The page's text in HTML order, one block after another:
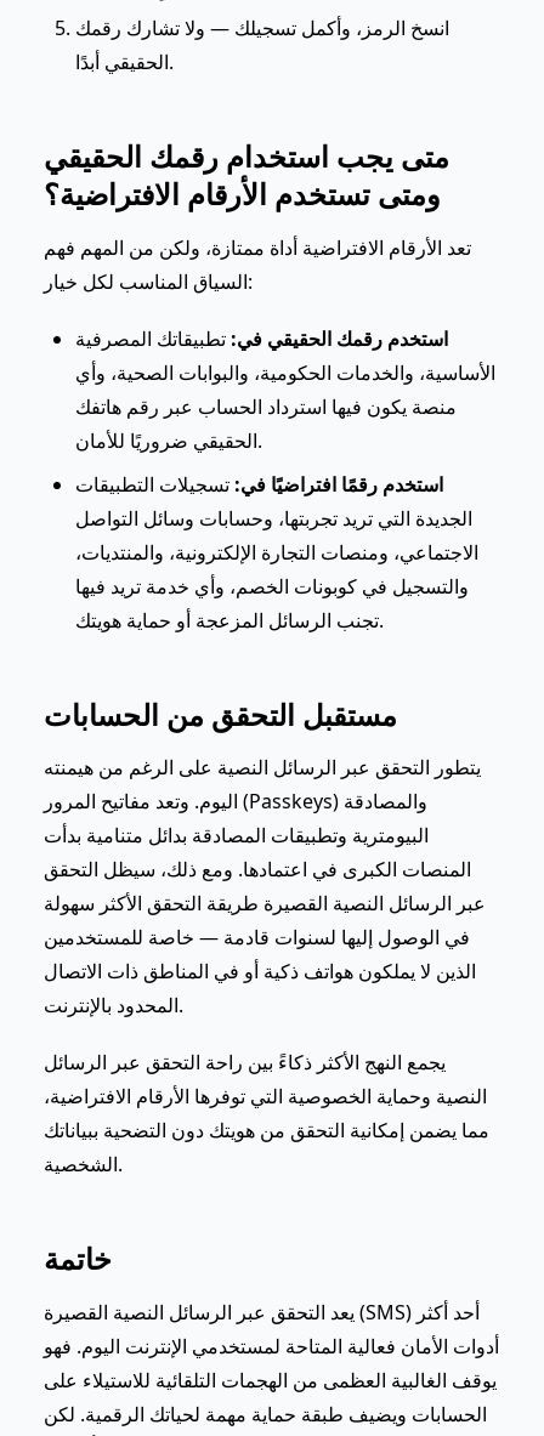
انسخ الرمز، وأكمل تسجيلك — ولا تشارك رقمك
الحقيقي أبدًا.
متى يجب استخدام رقمك الحقيقي
ومتى تستخدم الأرقام الافتراضية؟
تعد الأرقام الافتراضية أداة ممتازة، ولكن من المهم فهم
السياق المناسب لكل خيار:
استخدم رقمك الحقيقي في: تطبيقاتك المصرفية
الأساسية، والخدمات الحكومية، والبوابات الصحية، وأي
منصة يكون فيها استرداد الحساب عبر رقم هاتفك
الحقيقي ضروريًا للأمان.
استخدم رقمًا افتراضيًا في: تسجيلات التطبيقات
الجديدة التي تريد تجربتها، وحسابات وسائل التواصل
الاجتماعي، ومنصات التجارة الإلكترونية، والمنتديات،
والتسجيل في كوبونات الخصم، وأي خدمة تريد فيها
تجنب الرسائل المزعجة أو حماية هويتك.
مستقبل التحقق من الحسابات
يتطور التحقق عبر الرسائل النصية على الرغم من هيمنته
اليوم. وتعد مفاتيح المرور (Passkeys) والمصادقة
البيومترية وتطبيقات المصادقة بدائل متنامية بدأت
المنصات الكبرى في اعتمادها. ومع ذلك، سيظل التحقق
عبر الرسائل النصية القصيرة طريقة التحقق الأكثر سهولة
في الوصول إليها لسنوات قادمة — خاصة للمستخدمين
الذين لا يملكون هواتف ذكية أو في المناطق ذات الاتصال
المحدود بالإنترنت.
يجمع النهج الأكثر ذكاءً بين راحة التحقق عبر الرسائل
النصية وحماية الخصوصية التي توفرها الأرقام الافتراضية،
مما يضمن إمكانية التحقق من هويتك دون التضحية ببياناتك
الشخصية.
خاتمة
يعد التحقق عبر الرسائل النصية القصيرة (SMS) أحد أكثر
أدوات الأمان فعالية المتاحة لمستخدمي الإنترنت اليوم. فهو
يوقف الغالبية العظمى من الهجمات التلقائية للاستيلاء على
الحسابات ويضيف طبقة حماية مهمة لحياتك الرقمية. لكن